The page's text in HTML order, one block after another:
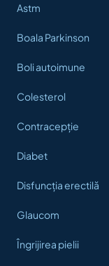
Astm
Boala Parkinson
Boli autoimune
Colesterol
Contracepție
Diabet
Disfuncția erectilă
Glaucom
Îngrijirea pielii